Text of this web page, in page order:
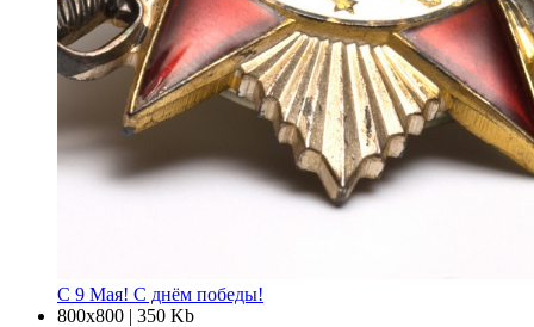
С 9 Мая! С днём победы!
800х800 | 350 Kb